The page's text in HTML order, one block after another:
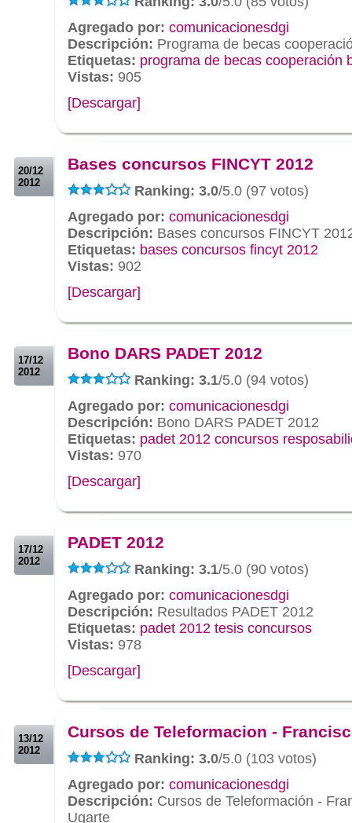
Agregado por: comunicacionesdgi
Descripción: Programa de becas
Etiquetas: programa de becas cooperación
Vistas: 905
[Descargar]
20/12
2012
Bases concursos FINCYT 2012
Ranking: 3.0/5.0 (97 votos)
Agregado por: comunicacionesdgi
Descripción: Bases concursos FINCYT
Etiquetas: bases concursos fincyt 2012
Vistas: 902
[Descargar]
17/12
2012
Bono DARS PADET 2012
Ranking: 3.1/5.0 (94 votos)
Agregado por: comunicacionesdgi
Descripción: Bono DARS PADET 2012
Etiquetas: padet 2012 concursos
Vistas: 970
[Descargar]
17/12
2012
PADET 2012
Ranking: 3.1/5.0 (90 votos)
Agregado por: comunicacionesdgi
Descripción: Resultados PADET 2012
Etiquetas: padet 2012 tesis concursos
Vistas: 978
[Descargar]
13/12
2012
Cursos de Teleformacion -
Ranking: 3.0/5.0 (103 votos)
Agregado por: comunicacionesdgi
Descripción: Cursos de Teleformación -
Ugarte